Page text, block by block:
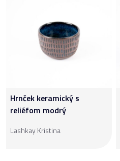
Hrnček keramický s
reliéfom modrý
Lashkay Kristina